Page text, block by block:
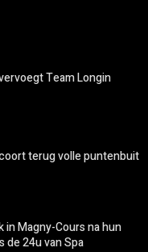
Team Longin
terug volle puntenbuit
in Magny-Cours na hun
de 24u van Spa